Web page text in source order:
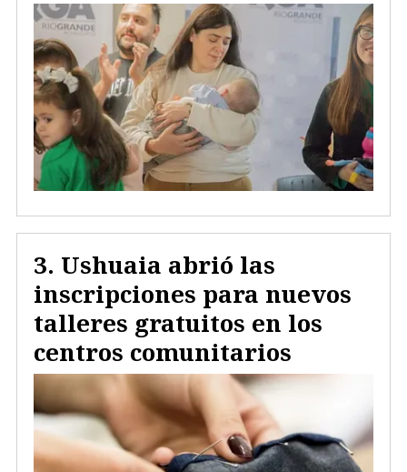
Ushuaia abrió las
inscripciones para nuevos
talleres gratuitos en los
centros comunitarios